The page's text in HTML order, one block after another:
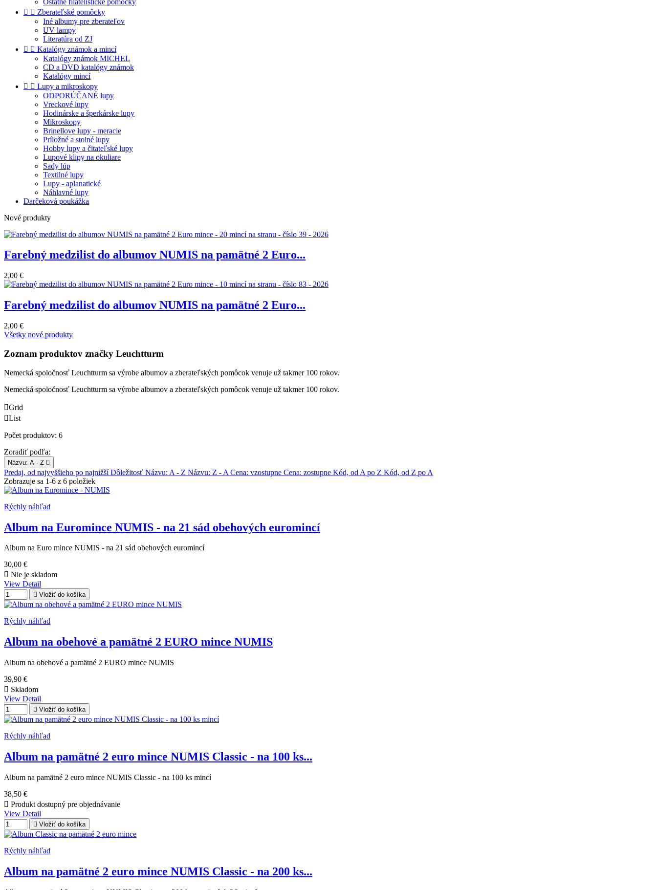
  Zberateľské pomôcky
Iné albumy pre zberateľov
UV lampy
Literatúra od ZJ
  Katalógy známok a mincí
Katalógy známok MICHEL
CD a DVD katalógy známok
Katalógy mincí
  Lupy a mikroskopy
ODPORÚČANÉ lupy
Vreckové lupy
Hodinárske a šperkárske lupy
Mikroskopy
Brinellove lupy - meracie
Príložné a stolné lupy
Hobby lupy a čitateľské lupy
Lupové klipy na okuliare
Sady lúp
Textilné lupy
Lupy - aplanatické
Náhlavné lupy
Darčeková poukážka
Nové produkty
Farebný medzilist do albumov NUMIS na pamätné 2 Euro...
2,00 €
Farebný medzilist do albumov NUMIS na pamätné 2 Euro...
2,00 €
Všetky nové produkty
Zoznam produktov značky Leuchtturm
Nemecká spoločnosť Leuchtturm sa výrobe albumov a zberateľských pomôcok venuje už takmer 100 rokov.
Nemecká spoločnosť Leuchtturm sa výrobe albumov a zberateľských pomôcok venuje už takmer 100 rokov.
Grid
List
Počet produktov: 6
Zoradiť podľa:
Názvu: A - Z 
Predaj, od najvyššieho po najnižšíDôležitosť Názvu: A - Z Názvu: Z - A Cena: vzostupne Cena: zostupne Kód, od A po Z Kód, od Z po A
Zobrazuje sa 1-6 z 6 položiek
Rýchly náhľad
Album na Euromince NUMIS - na 21 sád obehových euromincí
Album na Euro mince NUMIS - na 21 sád obehových euromincí
30,00 €
 Nie je skladom
View Detail
 Vložiť do košíka
Rýchly náhľad
Album na obehové a pamätné 2 EURO mince NUMIS
Album na obehové a pamätné 2 EURO mince NUMIS
39,90 €
 Skladom
View Detail
 Vložiť do košíka
Rýchly náhľad
Album na pamätné 2 euro mince NUMIS Classic - na 100 ks...
Album na pamätné 2 euro mince NUMIS Classic - na 100 ks mincí
38,50 €
 Produkt dostupný pre objednávanie
View Detail
 Vložiť do košíka
Rýchly náhľad
Album na pamätné 2 euro mince NUMIS Classic - na 200 ks...